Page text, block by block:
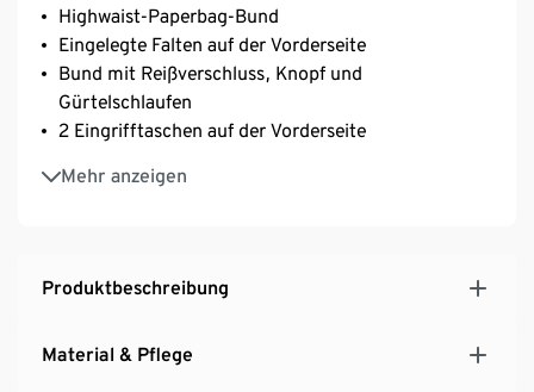
Highwaist-Paperbag-Bund
Eingelegte Falten auf der Vorderseite
Bund mit Reißverschluss, Knopf und
Gürtelschlaufen
2 Eingrifftaschen auf der Vorderseite
Mehr anzeigen
Inkl. abnehmbaren Gürtels
Ideal für Sommer-Outfits
Produktbeschreibung
Material & Pflege